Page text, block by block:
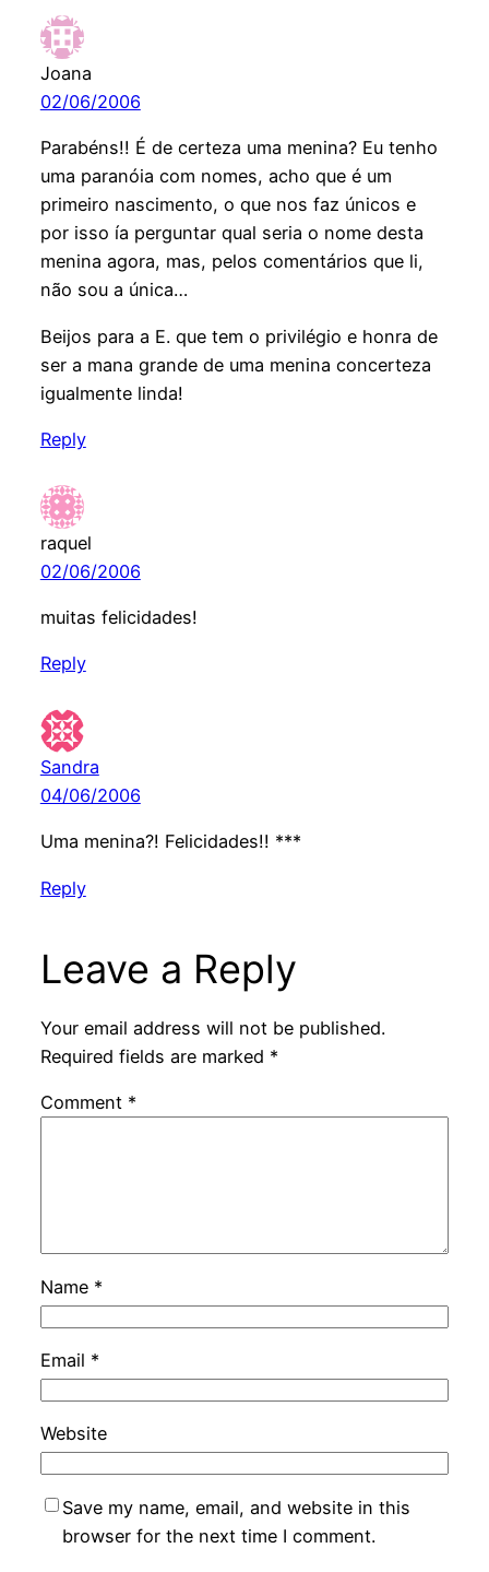
Joana
02/06/2006
Parabéns!! É de certeza uma menina? Eu tenho
uma paranóia com nomes, acho que é um
primeiro nascimento, o que nos faz únicos e
por isso ía perguntar qual seria o nome desta
menina agora, mas, pelos comentários que li,
não sou a única…
Beijos para a E. que tem o privilégio e honra de
ser a mana grande de uma menina concerteza
igualmente linda!
Reply
raquel
02/06/2006
muitas felicidades!
Reply
Sandra
04/06/2006
Uma menina?! Felicidades!! ***
Reply
Leave a Reply
Your email address will not be published.
Required fields are marked *
Comment *
Name *
Email *
Website
Save my name, email, and website in this
browser for the next time I comment.